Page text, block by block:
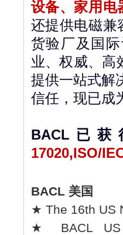
设备、家用电
还提供电磁兼
货验厂及国
业、权威、高
提供一站式解
信任，现已成
BACL 已获
17020,ISO/
BACL 美国
★ The 16th US
★ BACL US